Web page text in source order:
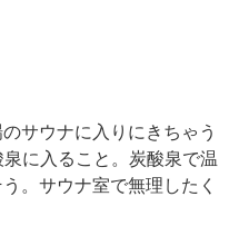
サウナに入りにきちゃう
に入ること。炭酸泉で温
。サウナ室で無理したく